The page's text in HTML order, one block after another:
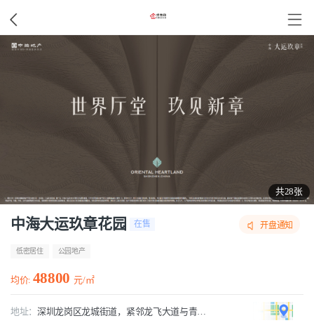
共28张
中海大运玖章花园 在售 开盘通知
低密居住 公园地产
均价: 48800 元/㎡
地址： 深圳龙岗区龙城街道，紧邻龙飞大道与青春路交叉口东北侧